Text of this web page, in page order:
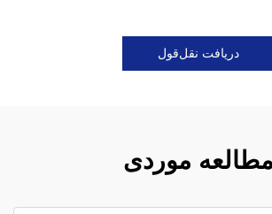
دریافت نقل‌قول
مطالعه موردی